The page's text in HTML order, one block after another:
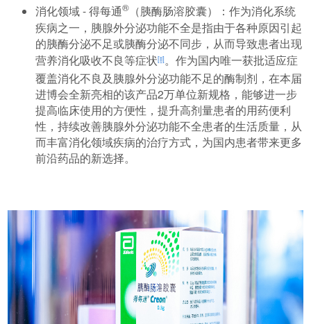
消化领域 - 得每通® （胰酶肠溶胶囊）：作为消化系统
疾病之一，胰腺外分泌功能不全是指由于各种原因引起
的胰酶分泌不足或胰酶分泌不同步，从而导致患者出现
营养消化吸收不良等症状[ii]。作为国内唯一获批适应症
覆盖消化不良及胰腺外分泌功能不足的酶制剂，在本届
进博会全新亮相的该产品2万单位新规格，能够进一步
提高临床使用的方便性，提升高剂量患者的用药便利
性，持续改善胰腺外分泌功能不全患者的生活质量，从
而丰富消化领域疾病的治疗方式，为国内患者带来更多
前沿药品的新选择。